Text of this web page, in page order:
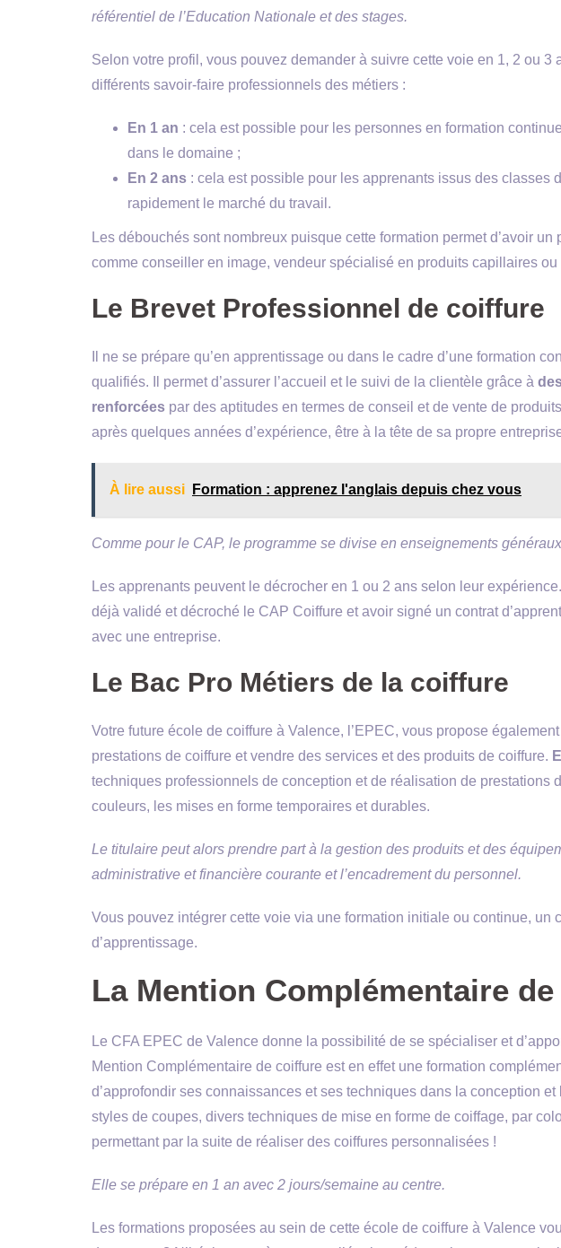
référentiel de l’Education Nationale et des stages.
Selon votre profil, vous pouvez demander à suivre cette voie en 1, 2 ou 3
différents savoir-faire professionnels des métiers :
En 1 an : cela est possible pour les personnes en formation
dans le domaine ;
En 2 ans : cela est possible pour les apprenants issus des classes
rapidement le marché du travail.
Les débouchés sont nombreux puisque cette formation permet d’avoir
comme conseiller en image, vendeur spécialisé en produits capillaires
Le Brevet Professionnel de coiffure
Il ne se prépare qu’en apprentissage ou dans le cadre d’une formation
qualifiés. Il permet d’assurer l’accueil et le suivi de la clientèle grâce à
renforcées par des aptitudes en termes de conseil et de vente de
après quelques années d’expérience, être à la tête de sa propre
À lire aussi Formation : apprenez l'anglais depuis chez vous
Comme pour le CAP, le programme se divise en enseignements
Les apprenants peuvent le décrocher en 1 ou 2 ans selon leur
déjà validé et décroché le CAP Coiffure et avoir signé un contrat
avec une entreprise.
Le Bac Pro Métiers de la coiffure
Votre future école de coiffure à Valence, l’EPEC, vous propose
prestations de coiffure et vendre des services et des produits de coiffure.
techniques professionnels de conception et de réalisation de prestations
couleurs, les mises en forme temporaires et durables.
Le titulaire peut alors prendre part à la gestion des produits et des
administrative et financière courante et l’encadrement du personnel.
Vous pouvez intégrer cette voie via une formation initiale ou continue, un
d’apprentissage.
La Mention Complémentaire
Le CFA EPEC de Valence donne la possibilité de se spécialiser et
Mention Complémentaire de coiffure est en effet une formation
d’approfondir ses connaissances et ses techniques dans la conception
styles de coupes, divers techniques de mise en forme de coiffage, par
permettant par la suite de réaliser des coiffures personnalisées !
Elle se prépare en 1 an avec 2 jours/semaine au centre.
Les formations proposées au sein de cette école de coiffure à Valence